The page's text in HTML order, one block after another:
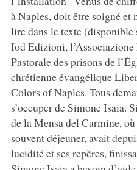
à Naples, doit être soigné et
lire dans le texte (disponible
Iod Edizioni,
Pastorale des prisons de
chrétienne évangélique
Colors of Naples. Tous
s’occuper de Simone Isaia.
de la Mensa del Carmine,
souvent déjeuner, avait
lucidité et ses repères,